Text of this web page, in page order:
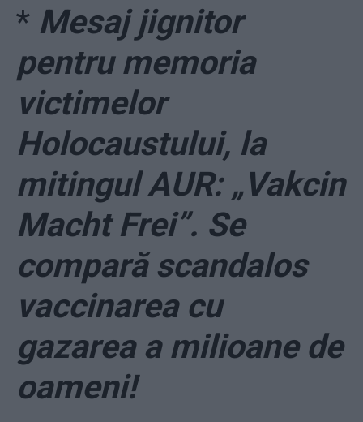
* Mesaj jignitor
pentru memoria
victimelor
Holocaustului, la
mitingul AUR: „Vakcin
Macht Frei”. Se
compară scandalos
vaccinarea cu
gazarea a milioane de
oameni!